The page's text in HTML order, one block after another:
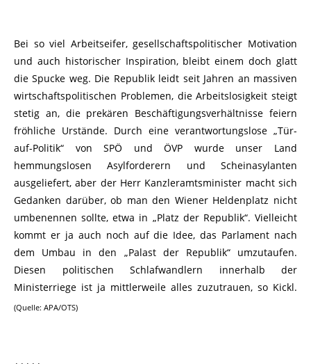
Bei so viel Arbeitseifer, gesellschaftspolitischer Motivation
und auch historischer Inspiration, bleibt einem doch glatt
die Spucke weg. Die Republik leidt seit Jahren an massiven
wirtschaftspolitischen Problemen, die Arbeitslosigkeit steigt
stetig an, die prekären Beschäftigungsverhältnisse feiern
fröhliche Urstände. Durch eine verantwortungslose „Tür-
auf-Politik“ von SPÖ und ÖVP wurde unser Land
hemmungslosen Asylforderern und Scheinasylanten
ausgeliefert, aber der Herr Kanzleramtsminister macht sich
Gedanken darüber, ob man den Wiener Heldenplatz nicht
umbenennen sollte, etwa in „Platz der Republik“. Vielleicht
kommt er ja auch noch auf die Idee, das Parlament nach
dem Umbau in den „Palast der Republik“ umzutaufen.
Diesen politischen Schlafwandlern innerhalb der
Ministerriege ist ja mittlerweile alles zuzutrauen, so Kickl.
(Quelle: APA/OTS)